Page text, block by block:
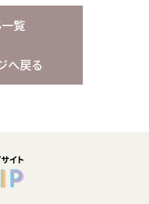
覧
へ戻る